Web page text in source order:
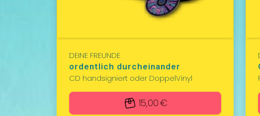
DEINE FREUNDE
ordentlich durcheinander
CD handsigniert oder DoppelVinyl
15,00 €